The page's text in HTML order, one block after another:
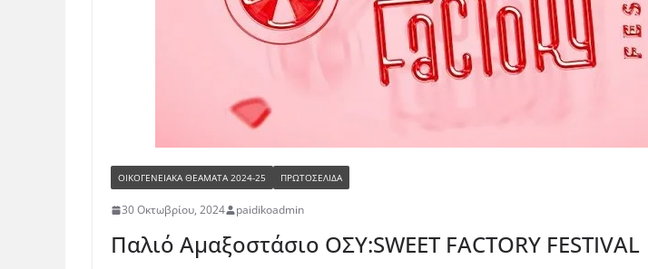
ΟΙΚΟΓΕΝΕΙΑΚΆ ΘΕΆΜΑΤΑ 2024-25 ΠΡΩΤΟΣΕΛΙΔΑ
30 Οκτωβρίου, 2024 paidikoadmin
Παλιό Αμαξοστάσιο ΟΣΥ:SWEET FACTORY FESTIVAL